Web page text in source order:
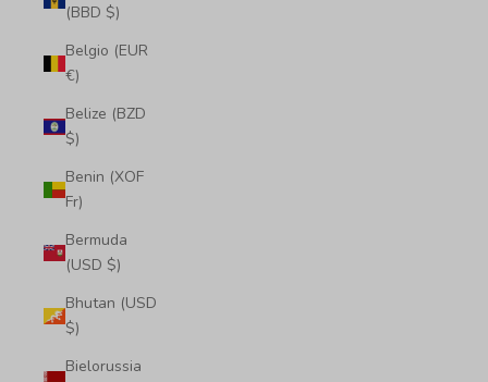
(BBD $)
Belgio (EUR
€)
Belize (BZD
$)
Benin (XOF
Fr)
Bermuda
(USD $)
Bhutan (USD
$)
Bielorussia